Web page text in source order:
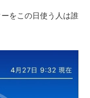
をこの日使う人は誰